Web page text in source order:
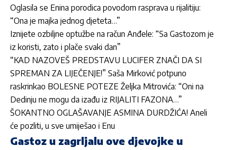
Oglasila se Enina porodica povodom rasprava u rijalitiju:
“Ona je majka jednog djeteta…”
Iznijete ozbiljne optužbe na račun Anđele: “Sa Gastozom je
iz koristi, zato i plače svaki dan”
“KAD NAZOVEŠ PREDSTAVU LUCIFER ZNAČI DA SI
SPREMAN ZA LIJEČENJE!” Saša Mirković potpuno
raskrinkao BOLESNE POTEZE Željka Mitrovića: “Oni na
Dedinju ne mogu da izađu iz RIJALITI FAZONA…”
ŠOKANTNO OGLAŠAVANJE ASMINA DURDŽIĆA! Aneli
će pozliti, u sve umiješao i Enu
Gastoz u zagrljalu ove djevojke u